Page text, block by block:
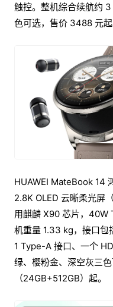
触控。整机综合续航约
色可选，售价 3488 元起
HUAWEI MateBook 14
2.8K OLED 云晰柔光屏
用麒麟 X90 芯片，40W
机重量 1.33 kg，接口
1 Type-A 接口、一个
绿、樱粉金、深空灰三
（24GB+512GB）起。